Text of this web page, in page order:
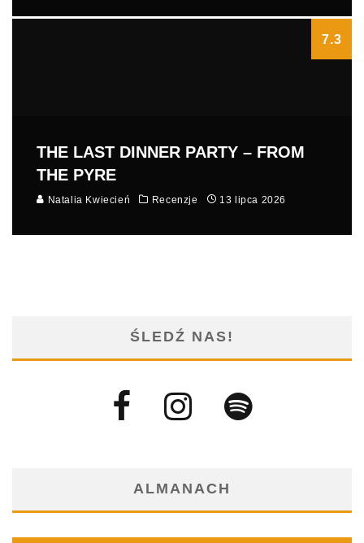
7.3
THE LAST DINNER PARTY – FROM
THE PYRE
Natalia Kwiecień Recenzje 13 lipca 2026
ŚLEDŹ NAS!
ALMANACH